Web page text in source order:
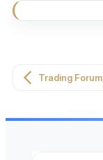
Trading Forum